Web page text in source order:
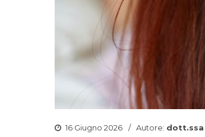
16 Giugno 2026 Autore: dott.ssa